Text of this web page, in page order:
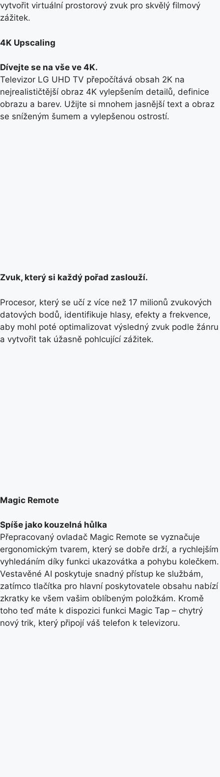
vytvořit virtuální prostorový zvuk pro skvělý filmový
zážitek.
4K Upscaling
Dívejte se na vše ve 4K.
Televizor LG UHD TV přepočítává obsah 2K na
nejrealističtější obraz 4K vylepšením detailů, definice
obrazu a barev. Užijte si mnohem jasnější text a obraz
se sníženým šumem a vylepšenou ostrostí.
Zvuk, který si každý pořad zaslouží.
Procesor, který se učí z více než 17 milionů zvukových
datových bodů, identifikuje hlasy, efekty a frekvence,
aby mohl poté optimalizovat výsledný zvuk podle žánru
a vytvořit tak úžasně pohlcující zážitek.
Magic Remote
Spíše jako kouzelná hůlka
Přepracovaný ovladač Magic Remote se vyznačuje
ergonomickým tvarem, který se dobře drží, a rychlejším
vyhledáním díky funkci ukazovátka a pohybu kolečkem.
Vestavěné AI poskytuje snadný přístup ke službám,
zatímco tlačítka pro hlavní poskytovatele obsahu nabízí
zkratky ke všem vašim oblíbeným položkám. Kromě
toho teď máte k dispozici funkci Magic Tap – chytrý
nový trik, který připojí váš telefon k televizoru.